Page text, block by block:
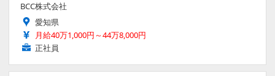
BCC株式会社
愛知県
月給40万1,000円～44万8,000円
正社員